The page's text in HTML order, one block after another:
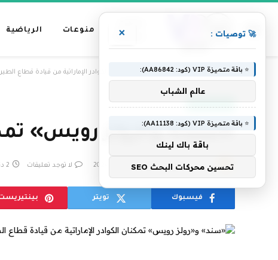
رئيسية
منوعات الرياضية
الرئيسية » «سند» و«رولز رويس» تمكنان الكوادر الإماراتية من قيادة قطاع
سياحة وترفيه
«سند» و«رولز رويس»
بواسطة فريق التحرير 23 يوليو، 2024 لا توجد تعليقات 2 دقائق
فيسبوك تويتر
🚀 توصيات : ×
⭐ باقة متميزة VIP (كود: AA86842):
عالم الشباب
⭐ باقة متميزة VIP (كود: AA11138):
باقة باك لينك
تحسين محركات البحث SEO